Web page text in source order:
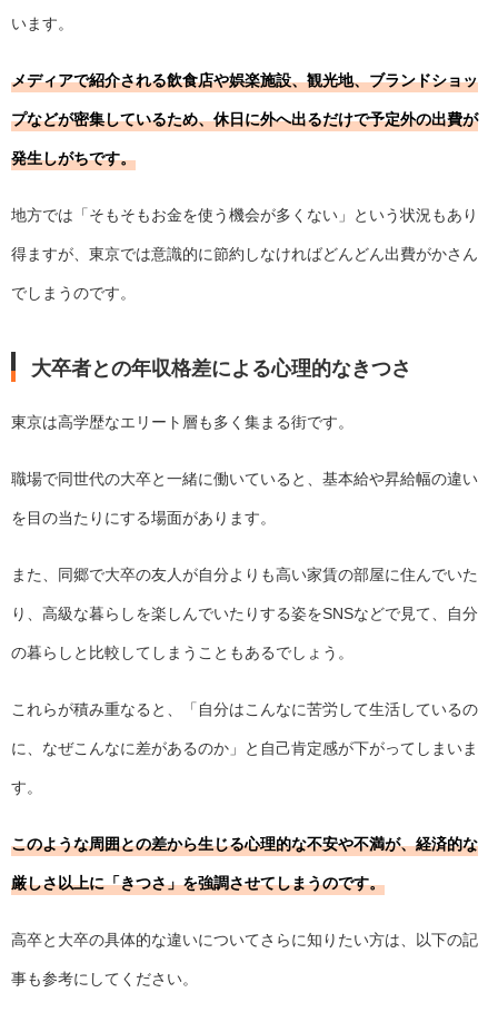
います。
メディアで紹介される飲食店や娯楽施設、観光地、ブランドショッ
プなどが密集しているため、休日に外へ出るだけで予定外の出費が
発生しがちです。
地方では「そもそもお金を使う機会が多くない」という状況もあり
得ますが、東京では意識的に節約しなければどんどん出費がかさん
でしまうのです。
大卒者との年収格差による心理的なきつさ
東京は高学歴なエリート層も多く集まる街です。
職場で同世代の大卒と一緒に働いていると、基本給や昇給幅の違い
を目の当たりにする場面があります。
また、同郷で大卒の友人が自分よりも高い家賃の部屋に住んでいた
り、高級な暮らしを楽しんでいたりする姿をSNSなどで見て、自分
の暮らしと比較してしまうこともあるでしょう。
これらが積み重なると、「自分はこんなに苦労して生活しているの
に、なぜこんなに差があるのか」と自己肯定感が下がってしまいま
す。
このような周囲との差から生じる心理的な不安や不満が、経済的な
厳しさ以上に「きつさ」を強調させてしまうのです。
高卒と大卒の具体的な違いについてさらに知りたい方は、以下の記
事も参考にしてください。